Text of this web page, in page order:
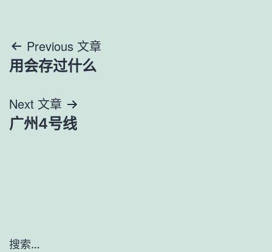
文
章
导
航
Previous 文章
用会存过什么
Next 文章
广州4号线
搜索…